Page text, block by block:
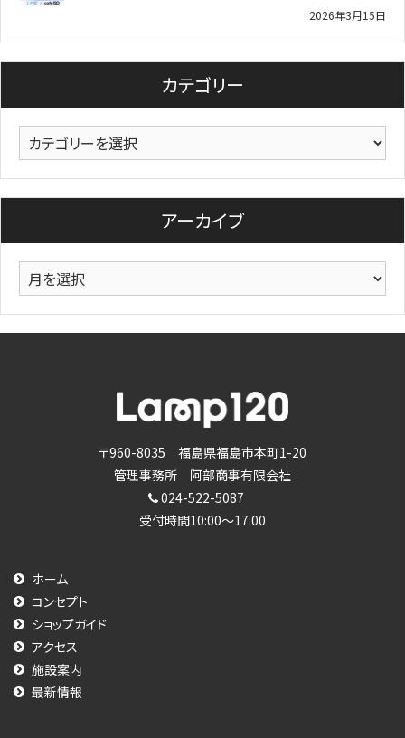
2026年3月15日
カテゴリー
カ
テ
ゴ
アーカイブ
ー
カ
〒960-8035 福島県福島市本町1-20
管理事務所 阿部商事有限会社
024-522-5087
受付時間10:00～17:00
ホーム
コンセプト
ショップガイド
アクセス
施設案内
最新情報